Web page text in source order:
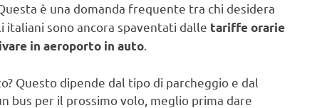
è una domanda frequente tra chi desidera
italiani sono ancora spaventati dalle tariffe orarie
in aeroporto in auto.
Questo dipende dal tipo di parcheggio e dal
bus per il prossimo volo, meglio prima dare